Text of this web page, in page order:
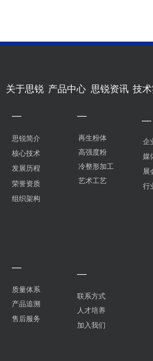
—
思锐简介
核心技术
发展历程
荣誉资质
组织架构
再生粉体
高强度粉
冷整形加工
艺术工艺
—
质量体系
产品追溯
售后服务
—
联系方式
人才培养
加入我们
—
企
媒
展
行
—
关于思锐 产品中心 思锐资讯 技